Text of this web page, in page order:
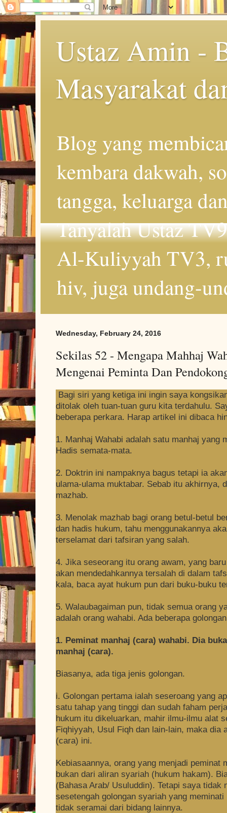
Ustaz Amin -
Masyarakat
Blog yang
kembara dakwah,
tangga, keluarga
Tanyalah Ustaz
Al-Kuliyyah TV3,
hiv, juga undang-
Wednesday, February 24, 2016
Sekilas 52 - Mengapa Mahhaj
Mengenai Peminta Dan
Bagi siri yang ketiga ini ingin saya
ditolak oleh tuan-tuan guru kita terdahulu.
beberapa perkara. Harap artikel ini dibaca
1. Manhaj Wahabi adalah satu manhaj yang
Hadis semata-mata.
2. Doktrin ini nampaknya bagus tetapi ia
ulama-ulama muktabar. Sebab itu akhirnya,
mazhab.
3. Menolak mazhab bagi orang betul-betul
dan hadis hukum, tahu menggunakannya
terselamat dari tafsiran yang salah.
4. Jika seseorang itu orang awam, yang
akan mendedahkannya tersalah di dalam
kala, baca ayat hukum pun dari buku-buku
5. Walaubagaiman pun, tidak semua orang
adalah orang wahabi. Ada beberapa
1. Peminat manhaj (cara) wahabi. Dia
manhaj (cara).
Biasanya, ada tiga jenis golongan.
i. Golongan pertama ialah seseroang yang
satu tahap yang tinggi dan sudah faham
hukum itu dikeluarkan, mahir ilmu-ilmu alat
Fiqhiyyah, Usul Fiqh dan lain-lain, maka dia
(cara) ini.
Kebiasaannya, orang yang menjadi peminat
bukan dari aliran syariah (hukum hakam).
(Bahasa Arab/ Usuluddin). Tetapi saya tidak
sesetengah golongan syariah yang
tidak seramai dari bidang lainnya.